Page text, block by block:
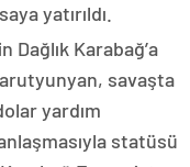
yatırıldı.
Karabağ’a
savaşta
yardım
statüsü